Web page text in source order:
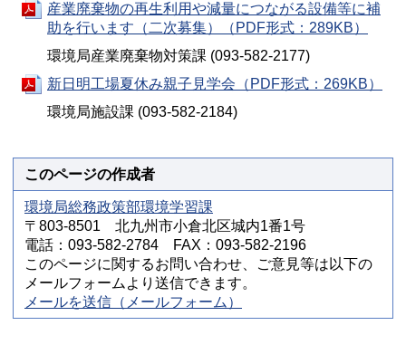
産業廃棄物の再生利用や減量につながる設備等に補
助を行います（二次募集）（PDF形式：289KB）
環境局産業廃棄物対策課 (093-582-2177)
新日明工場夏休み親子見学会（PDF形式：269KB）
環境局施設課 (093-582-2184)
このページの作成者
環境局総務政策部環境学習課
〒803-8501 北九州市小倉北区城内1番1号
電話：093-582-2784 FAX：093-582-2196
このページに関するお問い合わせ、ご意見等は以下の
メールフォームより送信できます。
メールを送信（メールフォーム）